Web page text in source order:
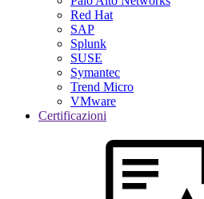
Red Hat
SAP
Splunk
SUSE
Symantec
Trend Micro
VMware
Certificazioni